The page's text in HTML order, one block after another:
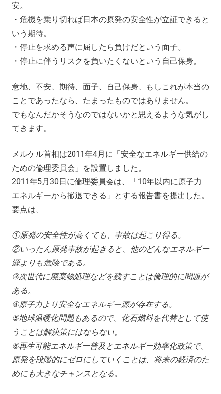
安。
・危機を乗り切れば日本の原発の安全性が立証できると
いう期待。
・停止を求める声に屈したら負けだという面子。
・停止に伴うリスクを負いたくないという自己保身。
意地、不安、期待、面子、自己保身、もしこれが本当の
ことであったなら、たまったものではありません。
でもなんだかそうなのではないかと思えるような気がし
てきます。
メルケル首相は2011年4月に「安全なエネルギー供給の
ための倫理委員会」を設置しました。
2011年5月30日に倫理委員会は、「10年以内に原子力
エネルギーから撤退できる」とする報告書を提出した。
要点は、
①原発の安全性が高くても、事故は起こり得る。
②いったん原発事故が起きると、他のどんなエネルギー
源よりも危険である。
③次世代に廃棄物処理などを残すことは倫理的に問題が
ある。
④原子力より安全なエネルギー源が存在する。
⑤地球温暖化問題もあるので、化石燃料を代替として使
うことは解決策にはならない。
⑥再生可能エネルギー普及とエネルギー効率化政策で、
原発を段階的にゼロにしていくことは、将来の経済のた
めにも大きなチャンスとなる。